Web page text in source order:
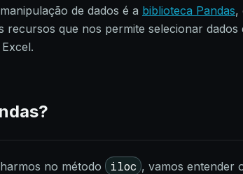
de dados é a biblioteca Pandas,
recursos que nos permite selecionar
no método iloc , vamos entender